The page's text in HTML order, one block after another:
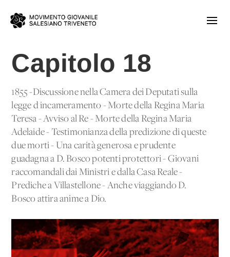
Capitolo 18
1855 -Discussione nella Camera dei Deputati sulla
legge d'incameramento - Morte della Regina Maria
Teresa - Avviso al Re - Morte della Regina Maria
Adelaide - Testimonianza della predizione di queste
due morti - Una carità generosa e prudente
guadagna a D. Bosco potenti protettori - Giovani
raccomandali dai Ministri e dalla Casa Reale -
Prediche a Villastellone - Anche viaggiando D.
Bosco attira anime a Dio.